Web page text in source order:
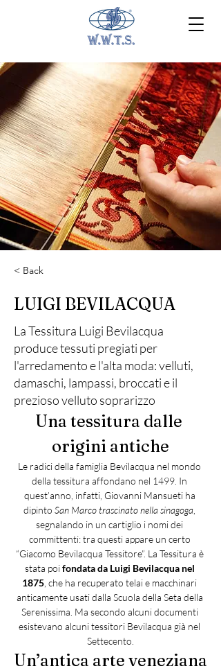
< Back
LUIGI BEVILACQUA
La Tessitura Luigi Bevilacqua
produce tessuti pregiati per
l'arredamento e l'alta moda: velluti,
damaschi, lampassi, broccati e il
prezioso velluto soprarizzo
Una tessitura dalle
origini antiche
Le radici della famiglia Bevilacqua nel mondo
della tessitura affondano nel 1499. In
quest’anno, infatti, Giovanni Mansueti ha
dipinto San Marco trascinato nella sinagoga
segnalando in un cartiglio i nomi dei
committenti: tra questi appare un certo
“Giacomo Bevilacqua Tessitore”. La Tessitura è
stata poi fondata da Luigi Bevilacqua nel
1875 , che ha recuperato telai e macchinari
anticamente usati dalla Scuola della Seta della
Serenissima. Ma secondo alcuni documenti
esistevano alcuni tessitori Bevilacqua già nel
Settecento.
Un’antica arte veneziana